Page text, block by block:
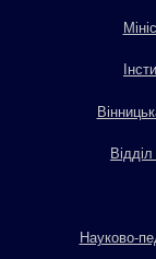
Науково-